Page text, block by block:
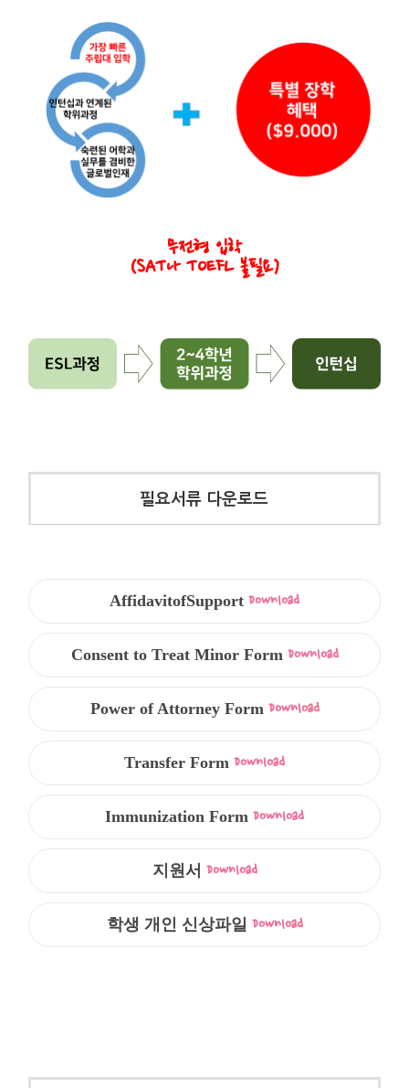
무전형 입학
(SAT나 TOEFL 불필요)
필요서류 다운로드
AffidavitofSupportDownload
Consent to Treat Minor Form Download
Power of Attorney Form Download
Transfer FormDownload
Immunization Form Download
지원서 Download
학생 개인 신상파일 Download